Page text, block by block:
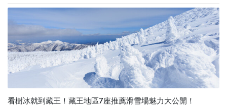
看樹冰就到藏王！藏王地區7座推薦滑雪場魅力大公開！